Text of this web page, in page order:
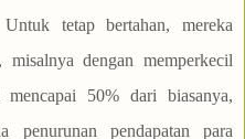
tetap bertahan, mereka
misalnya dengan memperkecil
50% dari biasanya,
penurunan pendapatan para